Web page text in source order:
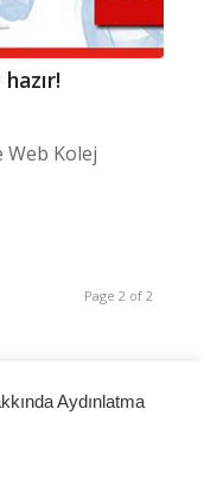
Web Kolej
Page 2 of 2
Aydınlatma